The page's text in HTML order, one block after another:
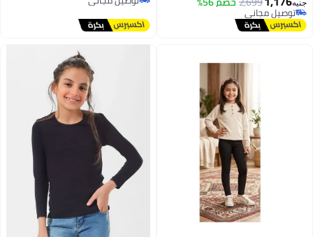
جنيه
توصيل مجاني
توصيل مجاني
توصيل مجاني